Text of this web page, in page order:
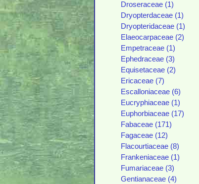
Droseraceae (1)
Dryopterdaceae (1)
Dryopteridaceae (1)
Elaeocarpaceae (2)
Empetraceae (1)
Ephedraceae (3)
Equisetaceae (2)
Ericaceae (7)
Escalloniaceae (6)
Eucryphiaceae (1)
Euphorbiaceae (17)
Fabaceae (171)
Fagaceae (12)
Flacourtiaceae (8)
Frankeniaceae (1)
Fumariaceae (3)
Gentianaceae (4)